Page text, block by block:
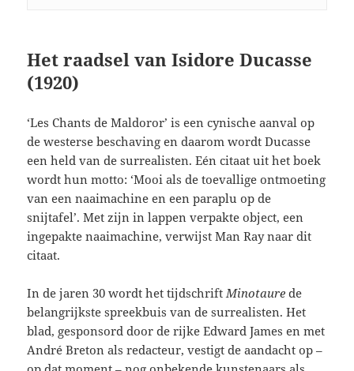
Het raadsel van Isidore Ducasse
(1920)
‘Les Chants de Maldoror’ is een cynische aanval op
de westerse beschaving en daarom wordt Ducasse
een held van de surrealisten. Eén citaat uit het boek
wordt hun motto: ‘Mooi als de toevallige ontmoeting
van een naaimachine en een paraplu op de
snijtafel’. Met zijn in lappen verpakte object, een
ingepakte naaimachine, verwijst Man Ray naar dit
citaat.
In de jaren 30 wordt het tijdschrift Minotaure de
belangrijkste spreekbuis van de surrealisten. Het
blad, gesponsord door de rijke Edward James en met
André Breton als redacteur, vestigt de aandacht op –